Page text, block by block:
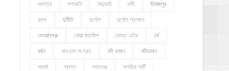
দরপত্র দশআনি দাদুভাই দাবী দিনাজপুর
দুদক দুর্নীতি দুর্যোগ দুর্যোগ প্রশমন
দেওয়ানগঞ্জ দোয়া মাহফিল দোস্ত এইড ধর্ম
ধর্ষণ ধান-চাল সংগ্রহ নদী ভাঙ্গন নদীভাঙ্গন
নববর্ষ নবাগত নবাবগঞ্জ নাগরিক পার্টি